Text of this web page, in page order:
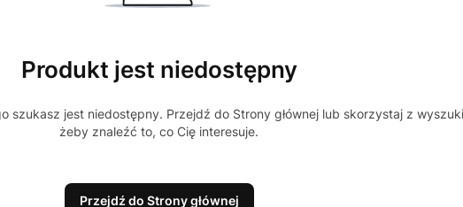
Produkt jest niedostępny
szukasz jest niedostępny. Przejdź do Strony głównej lub skorzystaj z
żeby znaleźć to, co Cię interesuje.
Przejdź do Strony głównej